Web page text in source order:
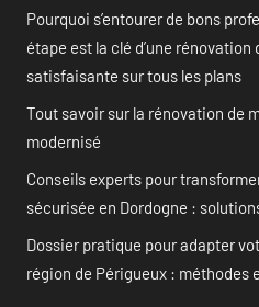
Pourquoi s’entourer de bons
étape est la clé d’une
satisfaisante sur tous les plans
Tout savoir sur la rénovation de
modernisé
Conseils experts pour
sécurisée en Dordogne :
Dossier pratique pour adapter
région de Périgueux : méthodes